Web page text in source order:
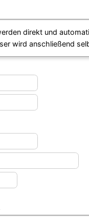
direkt und
wird anschließend